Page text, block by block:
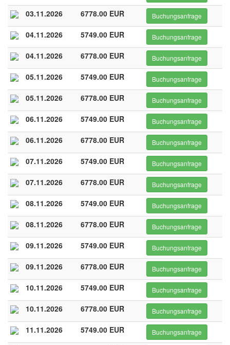
03.11.2026 6778.00 EUR Buchungsanfrage
04.11.2026 5749.00 EUR Buchungsanfrage
04.11.2026 6778.00 EUR Buchungsanfrage
05.11.2026 5749.00 EUR Buchungsanfrage
05.11.2026 6778.00 EUR Buchungsanfrage
06.11.2026 5749.00 EUR Buchungsanfrage
06.11.2026 6778.00 EUR Buchungsanfrage
07.11.2026 5749.00 EUR Buchungsanfrage
07.11.2026 6778.00 EUR Buchungsanfrage
08.11.2026 5749.00 EUR Buchungsanfrage
08.11.2026 6778.00 EUR Buchungsanfrage
09.11.2026 5749.00 EUR Buchungsanfrage
09.11.2026 6778.00 EUR Buchungsanfrage
10.11.2026 5749.00 EUR Buchungsanfrage
10.11.2026 6778.00 EUR Buchungsanfrage
11.11.2026 5749.00 EUR Buchungsanfrage